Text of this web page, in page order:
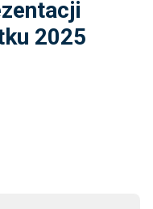
2025